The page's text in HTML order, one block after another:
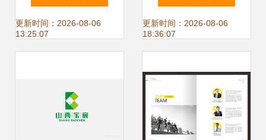
更新时间：2026-08-06
13:25:07
划 塑造优雅与创新
更新时间：2026-08-06
18:36:07